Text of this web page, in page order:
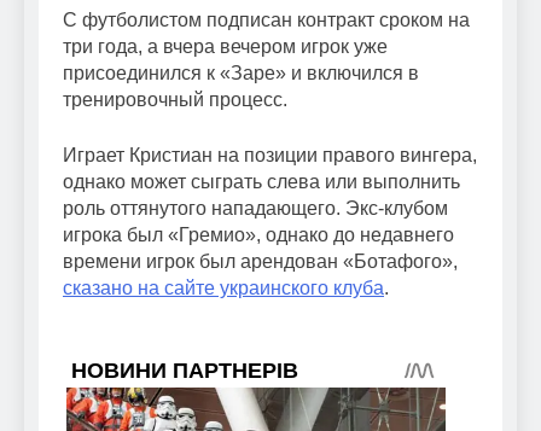
С футболистом подписан контракт сроком на
три года, а вчера вечером игрок уже
присоединился к «Заре» и включился в
тренировочный процесс.
Играет Кристиан на позиции правого вингера,
однако может сыграть слева или выполнить
роль оттянутого нападающего. Экс-клубом
игрока был «Гремио», однако до недавнего
времени игрок был арендован «Ботафого»,
сказано на сайте украинского клуба.